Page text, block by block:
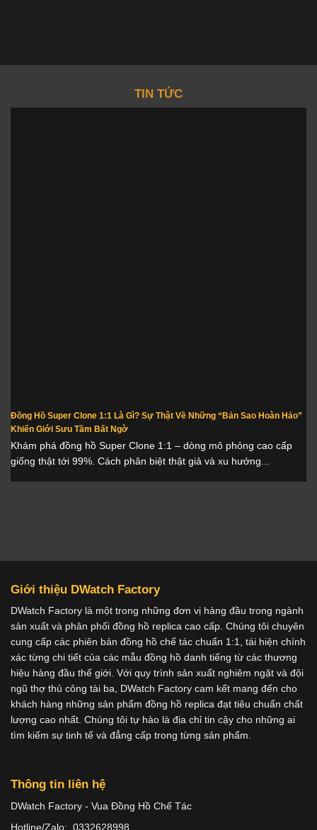
TIN TỨC
Đồng Hồ Super Clone 1:1 Là Gì? Sự Thật Về Những “Bản Sao Hoàn Hảo”
Khiến Giới Sưu Tầm Bất Ngờ
Khám phá đồng hồ Super Clone 1:1 – dòng mô phỏng cao cấp
giống thật tới 99%. Cách phân biệt thật giả và xu hướng...
Giới thiệu DWatch Factory
DWatch Factory là một trong những đơn vị hàng đầu trong ngành
sản xuất và phân phối đồng hồ replica cao cấp. Chúng tôi chuyên
cung cấp các phiên bản đồng hồ chế tác chuẩn 1:1, tái hiện chính
xác từng chi tiết của các mẫu đồng hồ danh tiếng từ các thương
hiệu hàng đầu thế giới. Với quy trình sản xuất nghiêm ngặt và đội
ngũ thợ thủ công tài ba, DWatch Factory cam kết mang đến cho
khách hàng những sản phẩm đồng hồ replica đạt tiêu chuẩn chất
lượng cao nhất. Chúng tôi tự hào là địa chỉ tin cậy cho những ai
tìm kiếm sự tinh tế và đẳng cấp trong từng sản phẩm.
Thông tin liên hệ
DWatch Factory - Vua Đồng Hồ Chế Tác
Hotline/Zalo: 0332628998